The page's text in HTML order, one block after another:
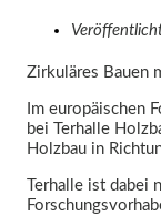
Zirkuläres Bauen
Im europäischen
bei Terhalle
Holzbau in
Terhalle ist